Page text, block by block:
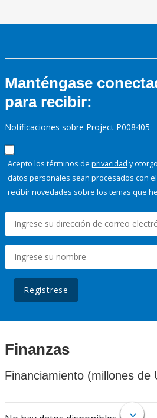
Manténgase
para recibir:
Notificaciones sobre Project P008405
Acepto los términos de privacidad y
datos personales sean procesados con
recibir novedades sobre los temas que
Regístrese
Finanzas
Financiamiento (millones de